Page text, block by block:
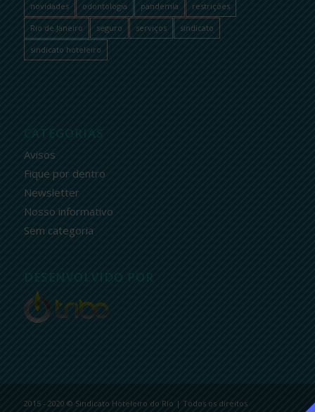
novidades odontologia pandemia restrições
Rio de Janeiro seguro serviços sindicato
sindicato hoteleiro
CATEGORIAS
Avisos
Fique por dentro
Newsletter
Nosso informativo
Sem categoria
DESENVOLVIDO POR
2015 - 2020 © Sindicato Hoteleiro do Rio | Todos os direitos